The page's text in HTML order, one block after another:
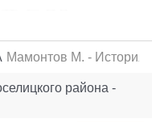
Мамонтов М. - История
района -